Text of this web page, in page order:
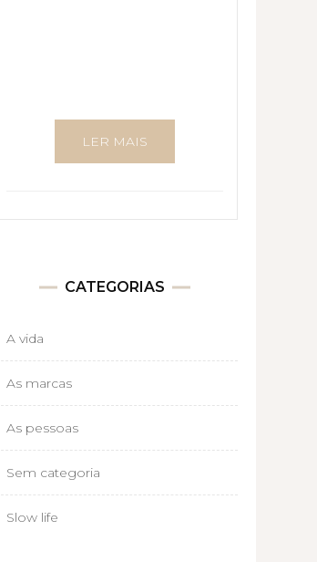
LER MAIS
CATEGORIAS
A vida
As marcas
As pessoas
Sem categoria
Slow life